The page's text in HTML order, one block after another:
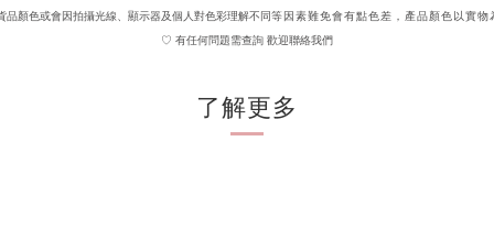
顏色或會因拍攝光線、顯示器及個人對色彩理解不同等因素難免會有點色差，產品顏色以實物
♡ 有任何問題需查詢 歡迎聯絡我們
了解更多